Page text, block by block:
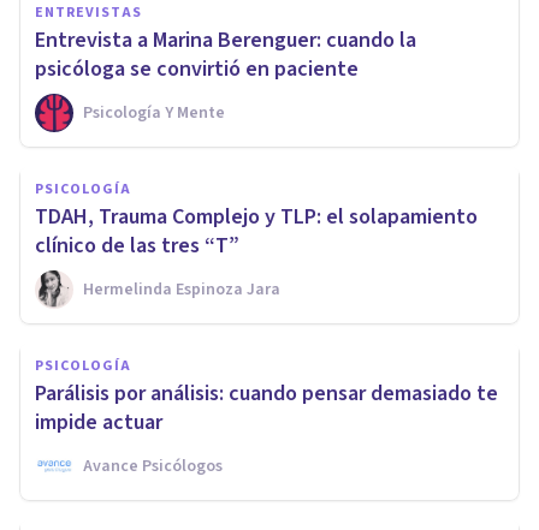
ENTREVISTAS
Entrevista a Marina Berenguer: cuando la
psicóloga se convirtió en paciente
Psicología Y Mente
PSICOLOGÍA
TDAH, Trauma Complejo y TLP: el solapamiento
clínico de las tres “T”
Hermelinda Espinoza Jara
PSICOLOGÍA
Parálisis por análisis: cuando pensar demasiado te
impide actuar
Avance Psicólogos